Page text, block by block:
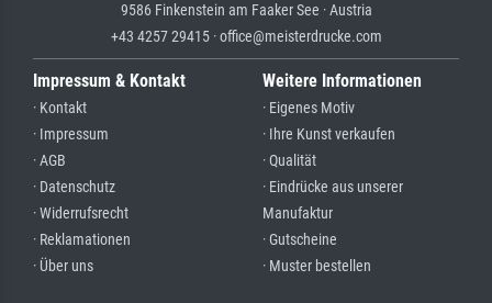
9586 Finkenstein am Faaker See · Austria
+43 4257 29415 · office@meisterdrucke.com
Impressum & Kontakt
· Kontakt
· Impressum
· AGB
· Datenschutz
· Widerrufsrecht
· Reklamationen
· Über uns
Weitere Informationen
· Eigenes Motiv
· Ihre Kunst verkaufen
· Qualität
· Eindrücke aus unserer
Manufaktur
· Gutscheine
· Muster bestellen